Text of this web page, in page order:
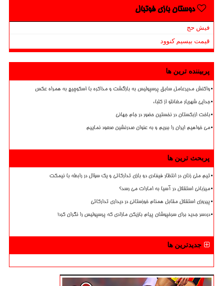
دوستان بازی فوتبال
فیش حج
قیمت بیسیم کنوود
پربیننده ترین ها
واکنش مدیرعامل سابق پرسپولیس به بازگشت و مذاکره با اسکوچیچ به همراه عکس
جدایی شهریار مغانلو از کلباء
باخت ازبکستان در نخستین حضور در جام جهانی
می خواهیم ایران را ببریم و به عنوان صدرنشین صعود نماییم
پربحث ترین ها
تیم ملی زنان در انتظار فیفادی دو بازی تدارکاتی و یک سؤال در رابطه با نیمکت
میزبانی استقلال در آسیا به امارات می رسد؟
پیروزی استقلال مقابل همنام خوزستانی در دیداری تدارکاتی
دردسر جدید برای سرخپوشان پیام بازیکن مازادی که پرسپولیس را نگران کرد!
جدیدترین ها